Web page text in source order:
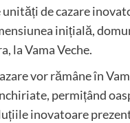
de cazare
inițială,
la Vama Veche.
vor rămâne în
permițând
inovatoare